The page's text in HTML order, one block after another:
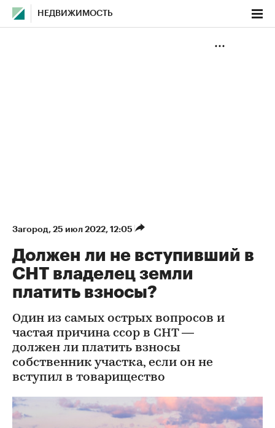
НЕДВИЖИМОСТЬ
Загород⁠, 25 июл 2022, 12:05
Должен ли не вступивший в
СНТ владелец земли
платить взносы?
Один из самых острых вопросов и
частая причина ссор в СНТ —
должен ли платить взносы
собственник участка, если он не
вступил в товарищество